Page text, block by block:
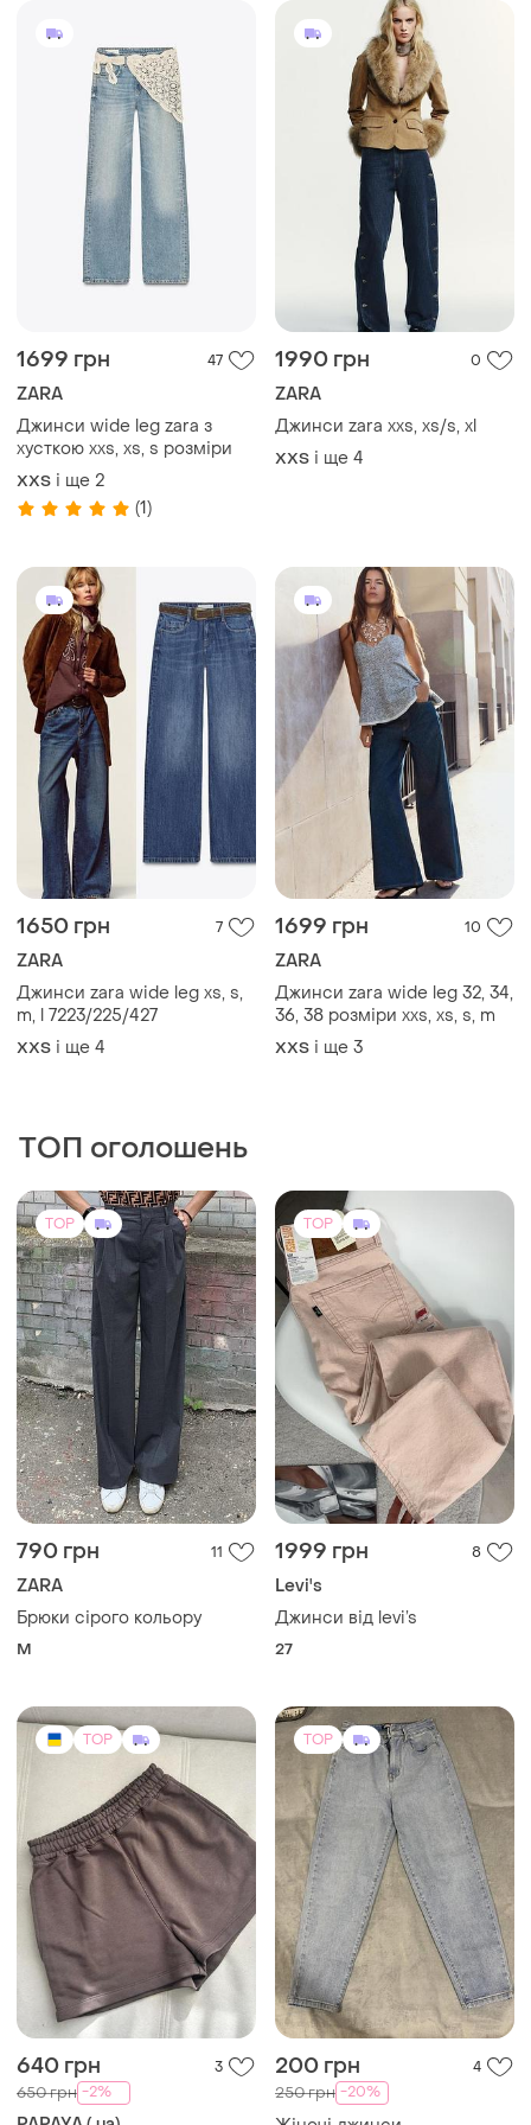
ZARA
Джинси zara wide leg xs, s,
m, l 7223/225/427
XХS і ще 4
1699 грн 10
ZARA
Джинси zara wide leg 32, 34,
36, 38 розміри xxs, xs, s, m
XХS і ще 3
ТОП оголошень
TOP
790 грн
ZARA
Брюки сірого кольору
M
TOP
1999 грн
Levi's
Джинси від levi’s
27
TOP
640 грн 3
650 грн -2%
Коричневі шорти papaya
ХS
200 грн 4
250 грн -20%
699 грн 22
799 грн -13%
Alexandra Shklyar
Шкіряні штани (штучна
285 грн 48
300 грн -5%
ZARA
Жіночі сірі прямі джинси